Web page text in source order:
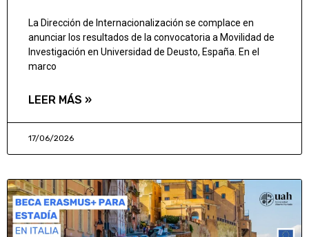
La Dirección de Internacionalización se complace en
anunciar los resultados de la convocatoria a Movilidad de
Investigación en Universidad de Deusto, España. En el
marco
LEER MÁS »
17/06/2026